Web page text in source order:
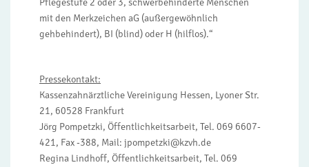
mit den Merkzeichen aG (außergewöhnlich
gehbehindert), BI (blind) oder H (hilflos).“
Pressekontakt:
Kassenzahnärztliche Vereinigung Hessen, Lyoner Str.
21, 60528 Frankfurt
Jörg Pompetzki, Öffentlichkeitsarbeit, Tel. 069 6607-
421, Fax -388, Mail: jpompetzki@kzvh.de
Regina Lindhoff, Öffentlichkeitsarbeit, Tel. 069